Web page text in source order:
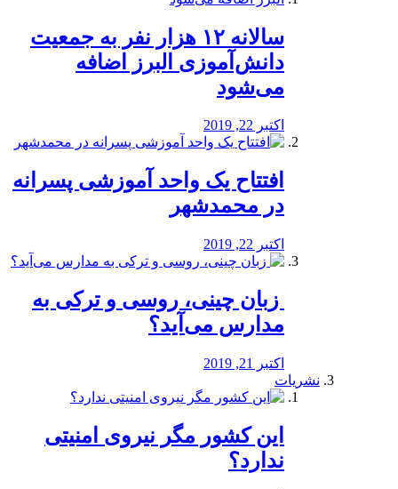
️سالانه ۱۲ هزار نفر به جمعیت
دانش‌آموزی البرز اضافه
می‌شود
اکتبر 22, 2019
افتتاح یک واحد آموزشی پسرانه
در محمدشهر
اکتبر 22, 2019
️ زبان چینی، روسی و ترکی به
مدارس می‌آید؟
اکتبر 21, 2019
نشریات
این کشور مگر نیروی امنیتی
ندارد؟